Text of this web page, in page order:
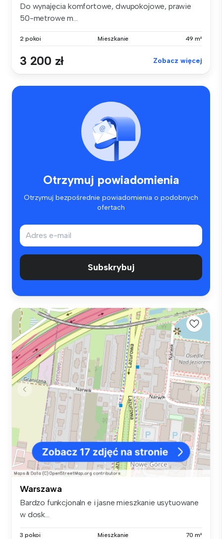
Do wynajęcia komfortowe, dwupokojowe, prawie
50-metrowe m...
2 pokoi Mieszkanie 49 m²
3 200 zł Zobacz więcej
Otrzymuj powiadomienia
Otrzymuj bezpośrednie powiadomienia o podobnych
ofertach
Subskrybuj
Warszawa
Bardzo funkcjonaln e i jasne mieszkanie usytuowane
w dosk...
3 pokoi Mieszkanie 70 m²